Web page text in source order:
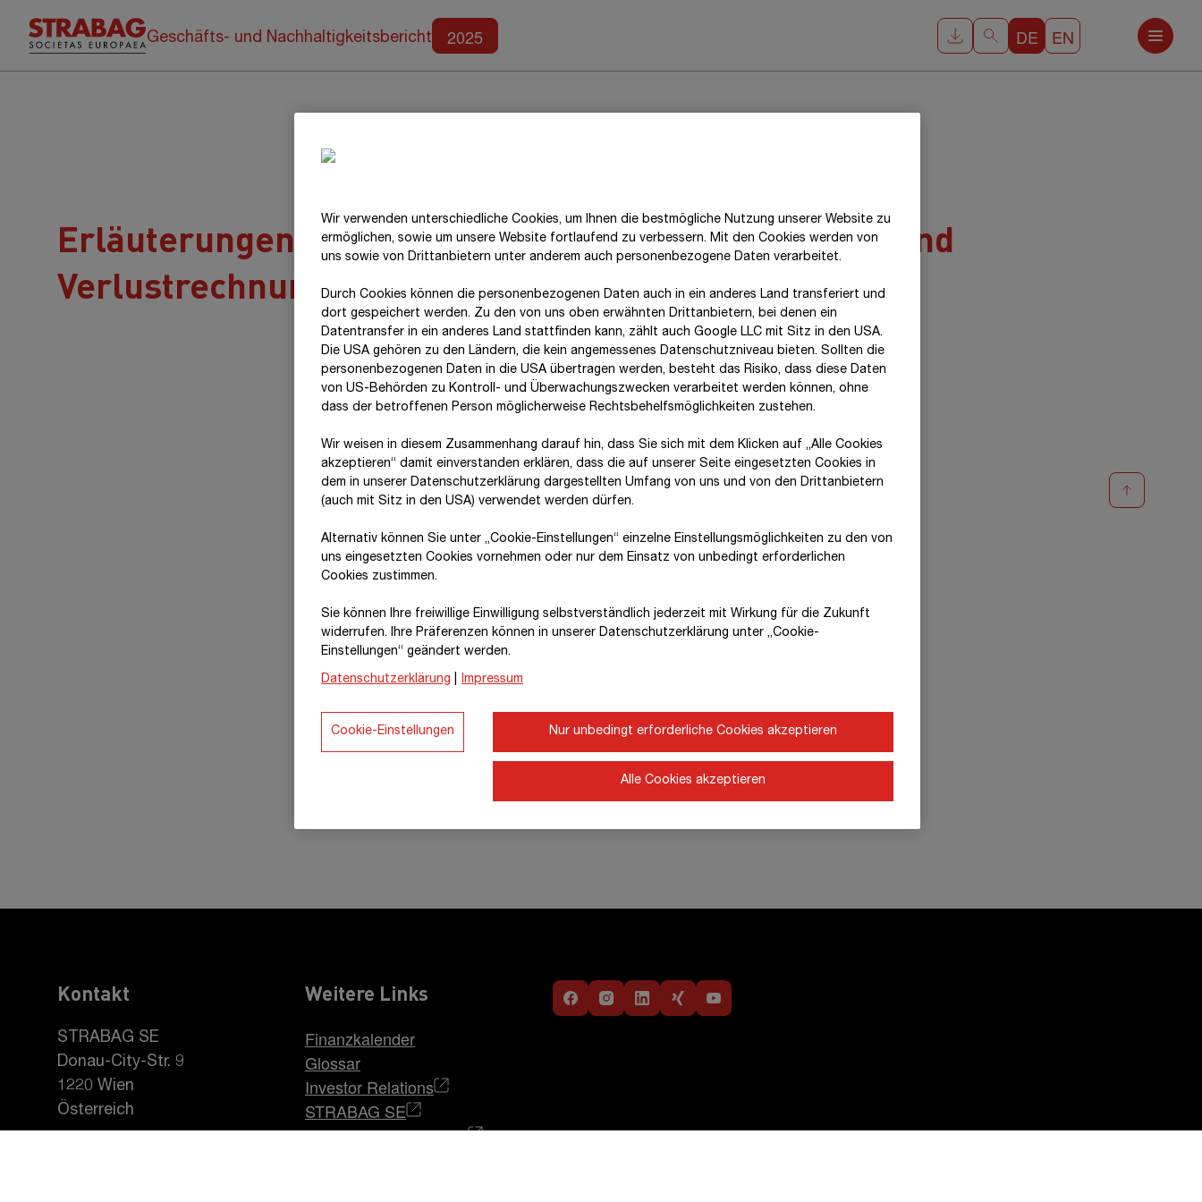
Geschäfts- und Nachhaltigkeitsbericht 2025 DE EN
Erläuterungen zu den Posten der Konzern-Gewinn- und
Verlustrechnung
Kontakt
STRABAG SE
Donau-City-Str. 9
1220 Wien
Österreich
Weitere Links
Finanzkalender
Glossar
Investor Relations
STRABAG SE
Karriere bei STRABAG
Wir verwenden unterschiedliche Cookies, um Ihnen die best­mögliche Nutzung unserer Website zu
ermöglichen, sowie um unsere Website fortlaufend zu verbessern. Mit den Cookies werden von
uns sowie von Drittanbietern unter anderem auch personenbezogene Daten verarbeitet.
Durch Cookies können die personenbezogenen Daten auch in ein anderes Land transferiert und
dort gespeichert werden. Zu den von uns oben erwähnten Drittanbietern, bei denen ein
Datentransfer in ein anderes Land stattfinden kann, zählt auch Google LLC mit Sitz in den USA.
Die USA gehören zu den Ländern, die kein angemessenes Datenschutzniveau bieten. Sollten die
personenbezogenen Daten in die USA übertragen werden, besteht das Risiko, dass diese Daten
von US-Behörden zu Kontroll- und Überwachungszwecken verarbeitet werden können, ohne
dass der betroffenen Person möglicherweise Rechtsbehelfsmöglichkeiten zustehen.
Wir weisen in diesem Zusammenhang darauf hin, dass Sie sich mit dem Klicken auf „Alle Cookies
akzeptieren“ damit ein­ver­standen erklären, dass die auf unserer Seite eingesetzten Cookies in
dem in unserer Datenschutzerklärung dargestellten Umfang von uns und von den Drittanbietern
(auch mit Sitz in den USA) verwendet werden dürfen.
Alternativ können Sie unter „Cookie-Einstellungen“ einzelne Einstellungsmöglichkeiten zu den von
uns eingesetzten Cookies vornehmen oder nur dem Einsatz von unbedingt erforderlichen
Cookies zustimmen.
Sie können Ihre freiwillige Einwilligung selbstverständlich jederzeit mit Wirkung für die Zukunft
widerrufen. Ihre Prä­fe­renzen können in unserer Datenschutzerklärung unter „Cookie-
Einstellungen“ geändert werden.
Datenschutzerklärung Impressum
Nur unbedingt erforderliche Cookies akzeptieren
Alle Cookies akzeptieren
Cookie-Einstellungen